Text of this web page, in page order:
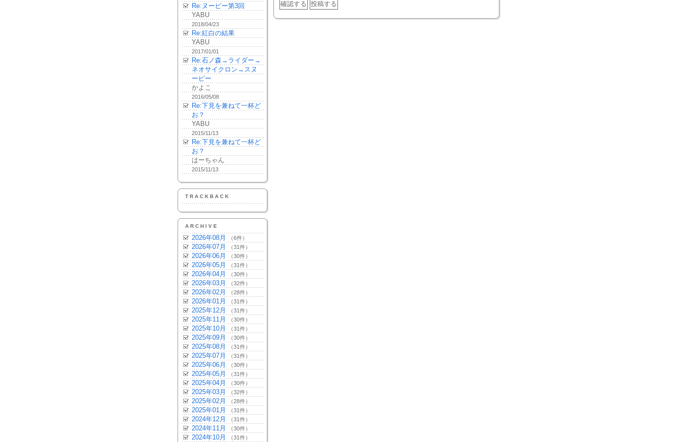
Re:ヌーピー第3回
YABU
2018/04/23
Re:紅白の結果
YABU
2017/01/01
Re:石ノ森→ライダー→
ネオサイクロン→スヌ
ーピー
かよこ
2016/05/08
Re:下見を兼ねて一杯ど
お？
YABU
2015/11/13
Re:下見を兼ねて一杯ど
お？
はーちゃん
2015/11/13
TRACKBACK
ARCHIVE
2026年08月 （6件）
2026年07月 （31件）
2026年06月 （30件）
2026年05月 （31件）
2026年04月 （30件）
2026年03月 （32件）
2026年02月 （28件）
2026年01月 （31件）
2025年12月 （31件）
2025年11月 （30件）
2025年10月 （31件）
2025年09月 （30件）
2025年08月 （31件）
2025年07月 （31件）
2025年06月 （30件）
2025年05月 （31件）
2025年04月 （30件）
2025年03月 （32件）
2025年02月 （28件）
2025年01月 （31件）
2024年12月 （31件）
2024年11月 （30件）
2024年10月 （31件）